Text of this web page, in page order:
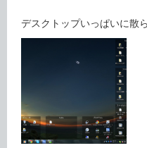
デスクトップいっぱいに散